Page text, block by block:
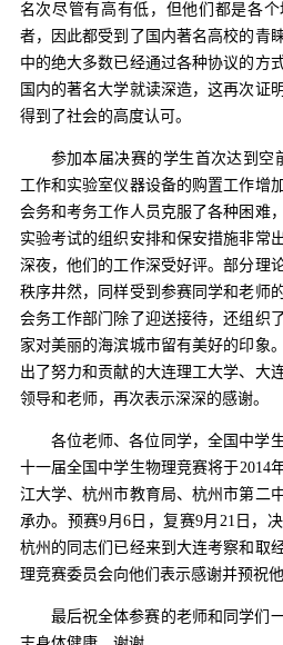
名次尽管有高有低，但他们都是各
者，因此都受到了国内著名高校的青
中的绝大多数已经通过各种协议的方
国内的著名大学就读深造，这再次证
得到了社会的高度认可。
参加本届决赛的学生首次达到空
工作和实验室仪器设备的购置工作增
会务和考务工作人员克服了各种困难
实验考试的组织安排和保安措施非常
深夜，他们的工作深受好评。部分理
秩序井然，同样受到参赛同学和老师
会务工作部门除了迎送接待，还组织
家对美丽的海滨城市留有美好的印象
出了努力和贡献的大连理工大学、大
领导和老师，再次表示深深的感谢。
各位老师、各位同学，全国中学
十一届全国中学生物理竞赛将于2014
江大学、杭州市教育局、杭州市第二
承办。预赛9月6日，复赛9月21日，
杭州的同志们已经来到大连考察和取
理竞赛委员会向他们表示感谢并预祝他
最后祝全体参赛的老师和同学们